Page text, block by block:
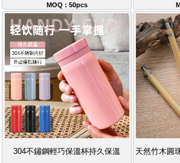
MOQ : 50pcs
304不鏽鋼輕巧保溫杯持久保溫 天然竹木圓